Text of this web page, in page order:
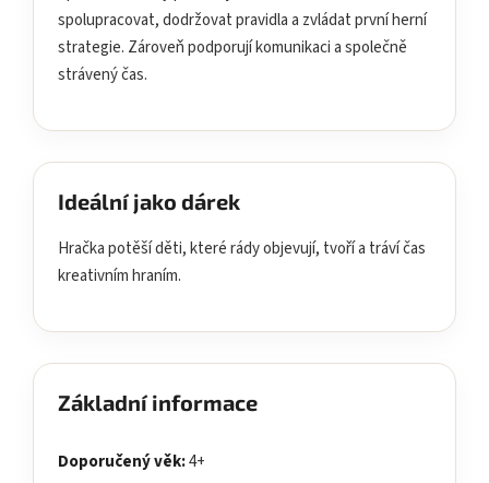
spolupracovat, dodržovat pravidla a zvládat první herní
strategie. Zároveň podporují komunikaci a společně
strávený čas.
Ideální jako dárek
Hračka potěší děti, které rády objevují, tvoří a tráví čas
kreativním hraním.
Základní informace
Doporučený věk:4+